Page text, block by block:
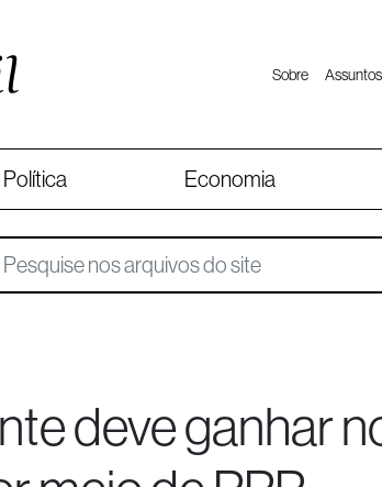
Sobre Assuntos
Política Economia
deve ganhar